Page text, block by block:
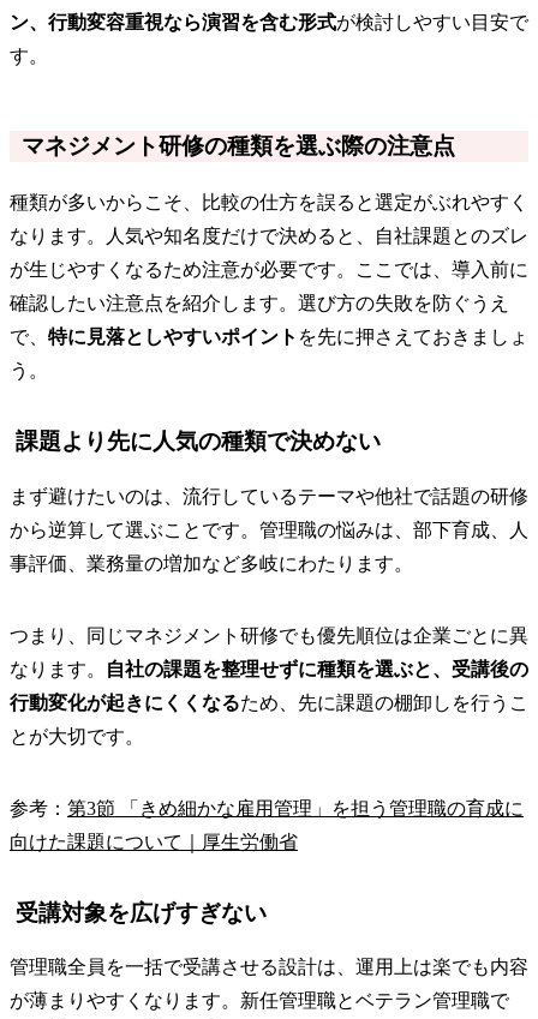
ン、行動変容重視なら演習を含む形式が検討しやすい目安で
す。
マネジメント研修の種類を選ぶ際の注意点
種類が多いからこそ、比較の仕方を誤ると選定がぶれやすく
なります。人気や知名度だけで決めると、自社課題とのズレ
が生じやすくなるため注意が必要です。ここでは、導入前に
確認したい注意点を紹介します。選び方の失敗を防ぐうえ
で、 特に見落としやすいポイント を先に押さえておきましょ
う。
課題より先に人気の種類で決めない
まず避けたいのは、流行しているテーマや他社で話題の研修
から逆算して選ぶことです。管理職の悩みは、部下育成、人
事評価、業務量の増加など多岐にわたります。
つまり、同じマネジメント研修でも優先順位は企業ごとに異
なります。
自社の課題を整理せずに種類を選ぶと、受講後の
行動変化が起きにくくなるため、先に課題の棚卸しを行うこ
とが大切です。
参考： 第3節 「きめ細かな雇用管理」を担う管理職の育成に
向けた課題について｜厚生労働省
受講対象を広げすぎない
管理職全員を一括で受講させる設計は、運用上は楽でも内容
が薄まりやすくなります。新任管理職とベテラン管理職で